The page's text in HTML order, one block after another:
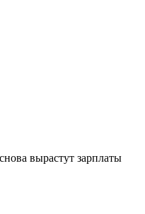
вырастут зарплаты